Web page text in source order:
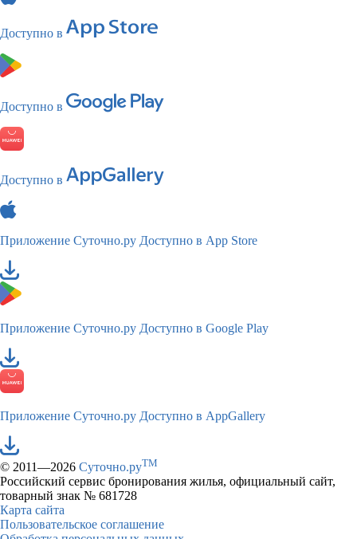
Доступно в
Доступно в
Доступно в
Приложение Суточно.ру Доступно в App Store
Приложение Суточно.ру Доступно в Google Play
Приложение Суточно.ру Доступно в AppGallery
© 2011—2026 Суточно.руTM
Российский сервис бронирования жилья, официальный сайт,
товарный знак № 681728
Карта сайта
Пользовательское соглашение